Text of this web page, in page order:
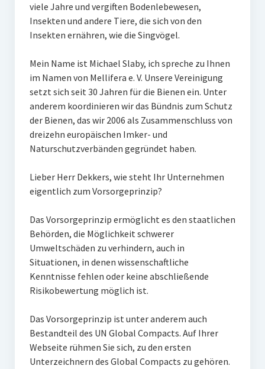
viele Jahre und vergiften Bodenlebewesen,
Insekten und andere Tiere, die sich von den
Insekten ernähren, wie die Singvögel.
Mein Name ist Michael Slaby, ich spreche zu Ihnen
im Namen von Mellifera e. V. Unsere Vereinigung
setzt sich seit 30 Jahren für die Bienen ein. Unter
anderem koordinieren wir das Bündnis zum Schutz
der Bienen, das wir 2006 als Zusammenschluss von
dreizehn europäischen Imker- und
Naturschutzverbänden gegründet haben.
Lieber Herr Dekkers, wie steht Ihr Unternehmen
eigentlich zum Vorsorgeprinzip?
Das Vorsorgeprinzip ermöglicht es den staatlichen
Behörden, die Möglichkeit schwerer
Umweltschäden zu verhindern, auch in
Situationen, in denen wissenschaftliche
Kenntnisse fehlen oder keine abschließende
Risikobewertung möglich ist.
Das Vorsorgeprinzip ist unter anderem auch
Bestandteil des UN Global Compacts. Auf Ihrer
Webseite rühmen Sie sich, zu den ersten
Unterzeichnern des Global Compacts zu gehören.